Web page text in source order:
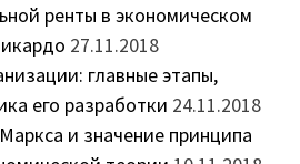
ренты в экономическом
27.11.2018
главные этапы,
его разработки 24.11.2018
и значение принципа